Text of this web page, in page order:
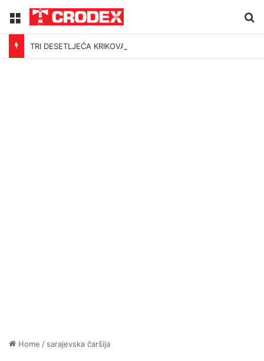
Menu
TRI DESETLJEĆA KRIKOVA OČAJNIKA
Home / sarajevska čaršija